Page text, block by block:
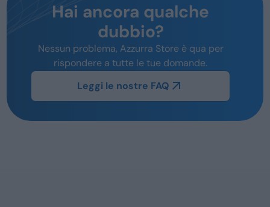
Hai ancora qualche
dubbio?
Nessun problema, Azzurra Store è qua per
rispondere a tutte le tue domande.
Leggi le nostre FAQ